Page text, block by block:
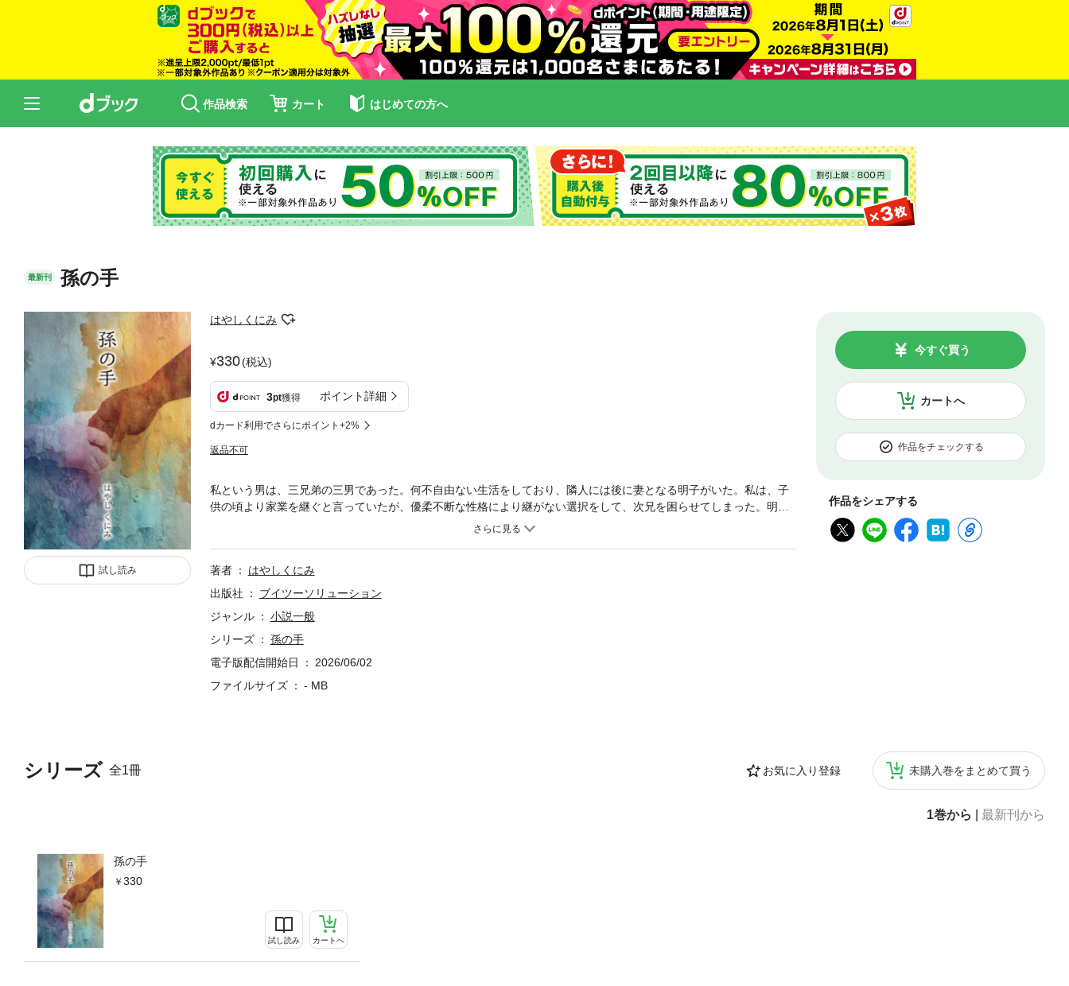
作品検索 カート はじめての方へ
最新刊 孫の手
試し読み
はやしくにみ
330(税込)
3pt獲得 ポイント詳細
dカード利用でさらにポイント+2%
返品不可
カートへ
今すぐ買う
作品をチェックする
作品をシェアする
シリーズ 全1冊 お気に入り登録 未購入巻をまとめて買う
1巻から 最新刊から
孫の手
330
試し読み カートへ
私という男は、三兄弟の三男であった。何不自由ない生活をしており、隣人には後に妻となる明子がいた。私は、子
供の頃より家業を継ぐと言っていたが、優柔不断な性格により継がない選択をして、次兄を困らせてしまった。明子
と結婚した私は、三人の子供に恵まれ、幸せに暮らしていた。やがて子供たちも成長して、長女に子供が産まれた。
著者
はやしくにみ
出版社
ブイツーソリューション
ジャンル
小説一般
シリーズ
孫の手
電子版配信開始日
2026/06/02
ファイルサイズ
- MB